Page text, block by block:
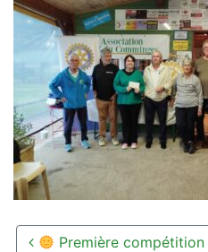
Post navigation
Première